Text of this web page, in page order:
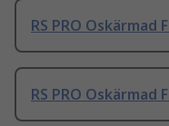
RS PRO Oskärmad
RS PRO Oskärmad